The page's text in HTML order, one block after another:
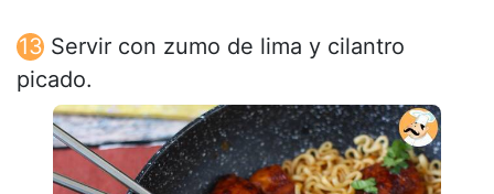
Servir con zumo de lima y cilantro
picado.